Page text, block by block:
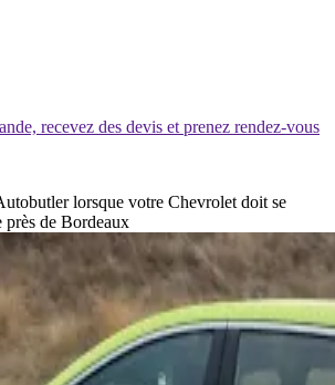
recevez des devis et prenez rendez-vous
lorsque votre Chevrolet doit se
près de Bordeaux